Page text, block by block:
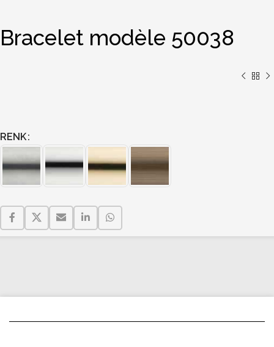
Bracelet modèle 50038
RENK